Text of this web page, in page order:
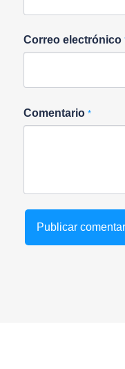
Correo electrónico
Comentario *